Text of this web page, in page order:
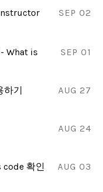
SEP 02
SEP 01
What is
AUG 27
기
AUG 24
AUG 03
code 확인